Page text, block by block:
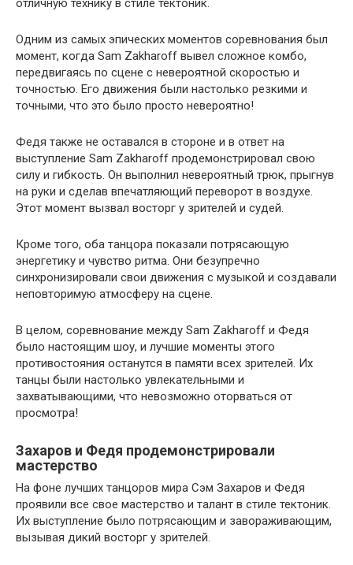
отличную технику в стиле тектоник.
Одним из самых эпических моментов соревнования был
момент, когда Sam Zakharoff вывел сложное комбо,
передвигаясь по сцене с невероятной скоростью и
точностью. Его движения были настолько резкими и
точными, что это было просто невероятно!
Федя также не оставался в стороне и в ответ на
выступление Sam Zakharoff продемонстрировал свою
силу и гибкость. Он выполнил невероятный трюк, прыгнув
на руки и сделав впечатляющий переворот в воздухе.
Этот момент вызвал восторг у зрителей и судей.
Кроме того, оба танцора показали потрясающую
энергетику и чувство ритма. Они безупречно
синхронизировали свои движения с музыкой и создавали
неповторимую атмосферу на сцене.
В целом, соревнование между Sam Zakharoff и Федя
было настоящим шоу, и лучшие моменты этого
противостояния останутся в памяти всех зрителей. Их
танцы были настолько увлекательными и
захватывающими, что невозможно оторваться от
просмотра!
Захаров и Федя продемонстрировали
мастерство
На фоне лучших танцоров мира Сэм Захаров и Федя
проявили все свое мастерство и талант в стиле тектоник.
Их выступление было потрясающим и завораживающим,
вызывая дикий восторг у зрителей.